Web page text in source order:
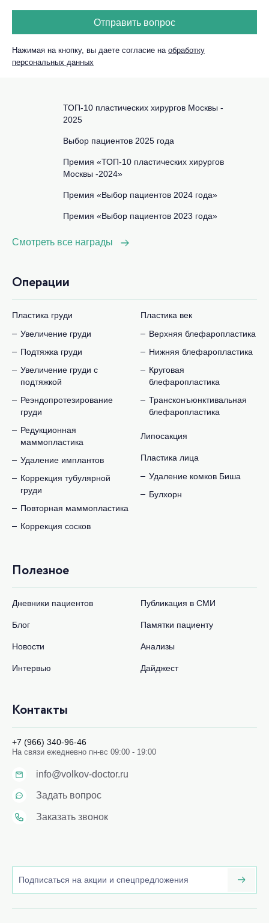
Отправить вопрос
Нажимая на кнопку, вы даете согласие на обработку
персональных данных
ТОП-10 пластических хирургов Москвы -
2025
Выбор пациентов 2025 года
Премия «ТОП-10 пластических хирургов
Москвы -2024»
Премия «Выбор пациентов 2024 года»
Премия «Выбор пациентов 2023 года»
Смотреть все награды
Операции
Пластика груди
Увеличение груди
Подтяжка груди
Увеличение груди с
подтяжкой
Реэндопротезирование
груди
Редукционная
маммопластика
Удаление имплантов
Коррекция тубулярной
груди
Повторная маммопластика
Коррекция сосков
Пластика век
Верхняя блефаропластика
Нижняя блефаропластика
Круговая
блефаропластика
Трансконъюнктивальная
блефаропластика
Липосакция
Пластика лица
Удаление комков Биша
Булхорн
Полезное
Дневники пациентов
Блог
Новости
Интервью
Публикация в СМИ
Памятки пациенту
Анализы
Дайджест
Контакты
+7 (966) 340-96-46
На связи ежедневно пн-вс 09:00 - 19:00
info@volkov-doctor.ru
Задать вопрос
Заказать звонок